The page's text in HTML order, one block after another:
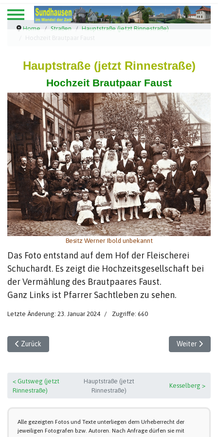
Home Straßen
Hauptstraße (jetzt Rinnestraße)
Hauptstraße (jetzt Rinnestraße)
Hochzeit Brautpaar Faust
Besitz Werner Ibold unbekannt
Das Foto entstand auf dem Hof der Fleischerei
Schuchardt. Es zeigt die Hochzeitsgesellschaft bei
der Vermählung des Brautpaares Faust.
Ganz Links ist Pfarrer Sachtleben zu sehen.
Letzte Änderung: 23. Januar 2024 Zugriffe: 660
Vorheriger Beitrag: Hauptstraße (2)
Zurück Nächster
Weiter
< Gutsweg (jetzt
Rinnestraße)
Hauptstraße (jetzt
Rinnestraße)
Kesselberg >
Alle gezeigten Fotos und Texte unterliegen dem Urheberrecht der
jeweiligen Fotografen bzw. Autoren. Nach Anfrage dürfen sie mit